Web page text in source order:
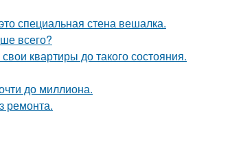
специальная стена вешалка.
всего?
квартиры до такого состояния.
до миллиона.
ремонта.